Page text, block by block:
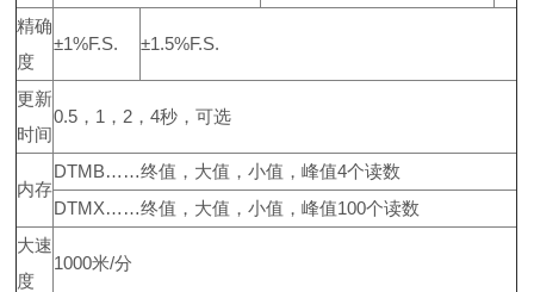
精确
度
±1%F.S. ±1.5%F.S.
更新
时间
0.5，1，2，4秒，可选
内存
DTMB……终值，大值，小值，峰值4个读数
DTMX……终值，大值，小值，峰值100个读数
大速
度
1000米/分